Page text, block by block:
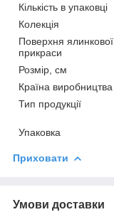
Кількість в упаковці
Колекція
Поверхня ялинкової
прикраси
Розмір, см
Країна виробництва
Тип продукції
Упаковка
Приховати
Умови доставки